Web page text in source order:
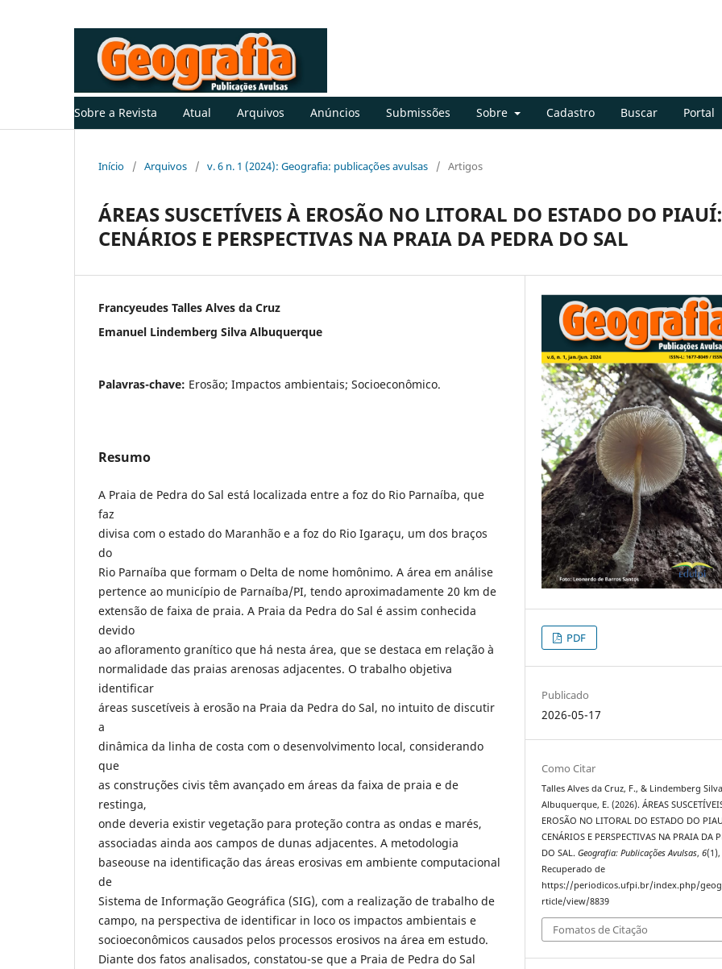
Sobre a Revista Atual Arquivos Anúncios Submissões Sobre Cadastro Buscar Portal
Início / Arquivos / v. 6 n. 1 (2024): Geografia: publicações avulsas / Artigos
ÁREAS SUSCETÍVEIS À EROSÃO NO LITORAL DO ESTADO DO PIAUÍ:
CENÁRIOS E PERSPECTIVAS NA PRAIA DA PEDRA DO SAL
Francyeudes Talles Alves da Cruz
Emanuel Lindemberg Silva Albuquerque
Palavras-chave: Erosão; Impactos ambientais; Socioeconômico.
Resumo
A Praia de Pedra do Sal está localizada entre a foz do Rio Parnaíba, que
faz
divisa com o estado do Maranhão e a foz do Rio Igaraçu, um dos braços
do
Rio Parnaíba que formam o Delta de nome homônimo. A área em análise
pertence ao município de Parnaíba/PI, tendo aproximadamente 20 km de
extensão de faixa de praia. A Praia da Pedra do Sal é assim conhecida
devido
ao afloramento granítico que há nesta área, que se destaca em relação à
normalidade das praias arenosas adjacentes. O trabalho objetiva
identificar
áreas suscetíveis à erosão na Praia da Pedra do Sal, no intuito de discutir
a
dinâmica da linha de costa com o desenvolvimento local, considerando
que
as construções civis têm avançado em áreas da faixa de praia e de
restinga,
onde deveria existir vegetação para proteção contra as ondas e marés,
associadas ainda aos campos de dunas adjacentes. A metodologia
baseouse na identificação das áreas erosivas em ambiente computacional
de
Sistema de Informação Geográfica (SIG), com a realização de trabalho de
campo, na perspectiva de identificar in loco os impactos ambientais e
socioeconômicos causados pelos processos erosivos na área em estudo.
Diante dos fatos analisados, constatou-se que a Praia de Pedra do Sal
PDF
Publicado
2026-05-17
Como Citar
Talles Alves da Cruz, F., & Lindemberg Silva
Albuquerque, E. (2026). ÁREAS
EROSÃO NO LITORAL DO ESTADO DO
CENÁRIOS E PERSPECTIVAS NA PRAIA DA
DO SAL.Geografia: Publicações Avulsas,6(1),
Recuperado de
https://periodicos.ufpi.br/index.php/
rticle/view/8839
Fomatos de Citação